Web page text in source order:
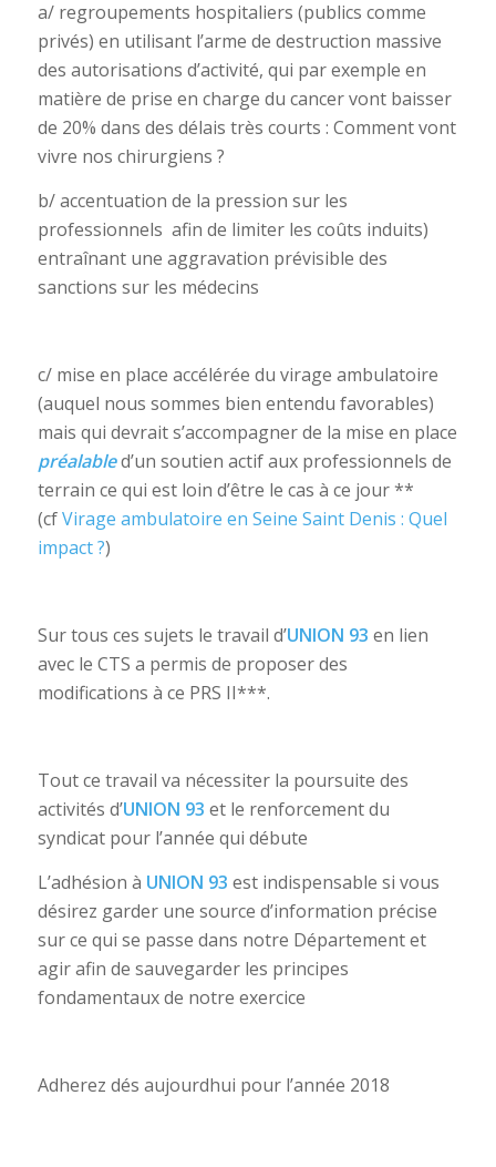
a/ regroupements hospitaliers (publics comme
privés) en utilisant l’arme de destruction massive
des autorisations d’activité, qui par exemple en
matière de prise en charge du cancer vont baisser
de 20% dans des délais très courts : Comment vont
vivre nos chirurgiens ?
b/ accentuation de la pression sur les
professionnels afin de limiter les coûts induits)
entraînant une aggravation prévisible des
sanctions sur les médecins
c/ mise en place accélérée du virage ambulatoire
(auquel nous sommes bien entendu favorables)
mais qui devrait s’accompagner de la mise en place
préalabled’un soutien actif aux professionnels de
terrain ce qui est loin d’être le cas à ce jour **
(cfVirage ambulatoire en Seine Saint Denis : Quel
impact ?)
Sur tous ces sujets le travail d’UNION 93 en lien
avec le CTS a permis de proposer des
modifications à ce PRS II***.
Tout ce travail va nécessiter la poursuite des
activités d’UNION 93 et le renforcement du
syndicat pour l’année qui débute
L’adhésion à UNION 93 est indispensable si vous
désirez garder une source d’information précise
sur ce qui se passe dans notre Département et
agir afin de sauvegarder les principes
fondamentaux de notre exercice
Adherez dés aujourdhui pour l’année 2018